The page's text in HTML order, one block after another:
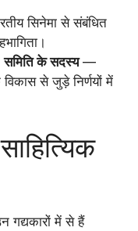
सिनेमा से संबंधित
समिति के सदस्य—
से जुड़े निर्णयों में
गद्यकारों में से हैं